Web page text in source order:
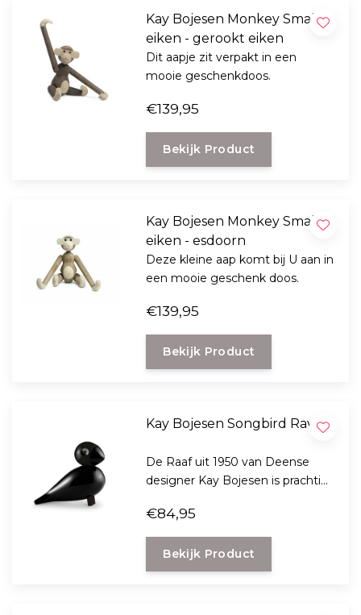
Kay Bojesen Monkey Small
eiken - gerookt eiken
Dit aapje zit verpakt in een
mooie geschenkdoos.
€139,95
Bekijk Product
Kay Bojesen Monkey Small
eiken - esdoorn
Deze kleine aap komt bij U aan in
een mooie geschenk doos.
€139,95
Bekijk Product
Kay Bojesen Songbird Raven
De Raaf uit 1950 van Deense
designer Kay Bojesen is prachtig
beukenhout.
€84,95
Bekijk Product